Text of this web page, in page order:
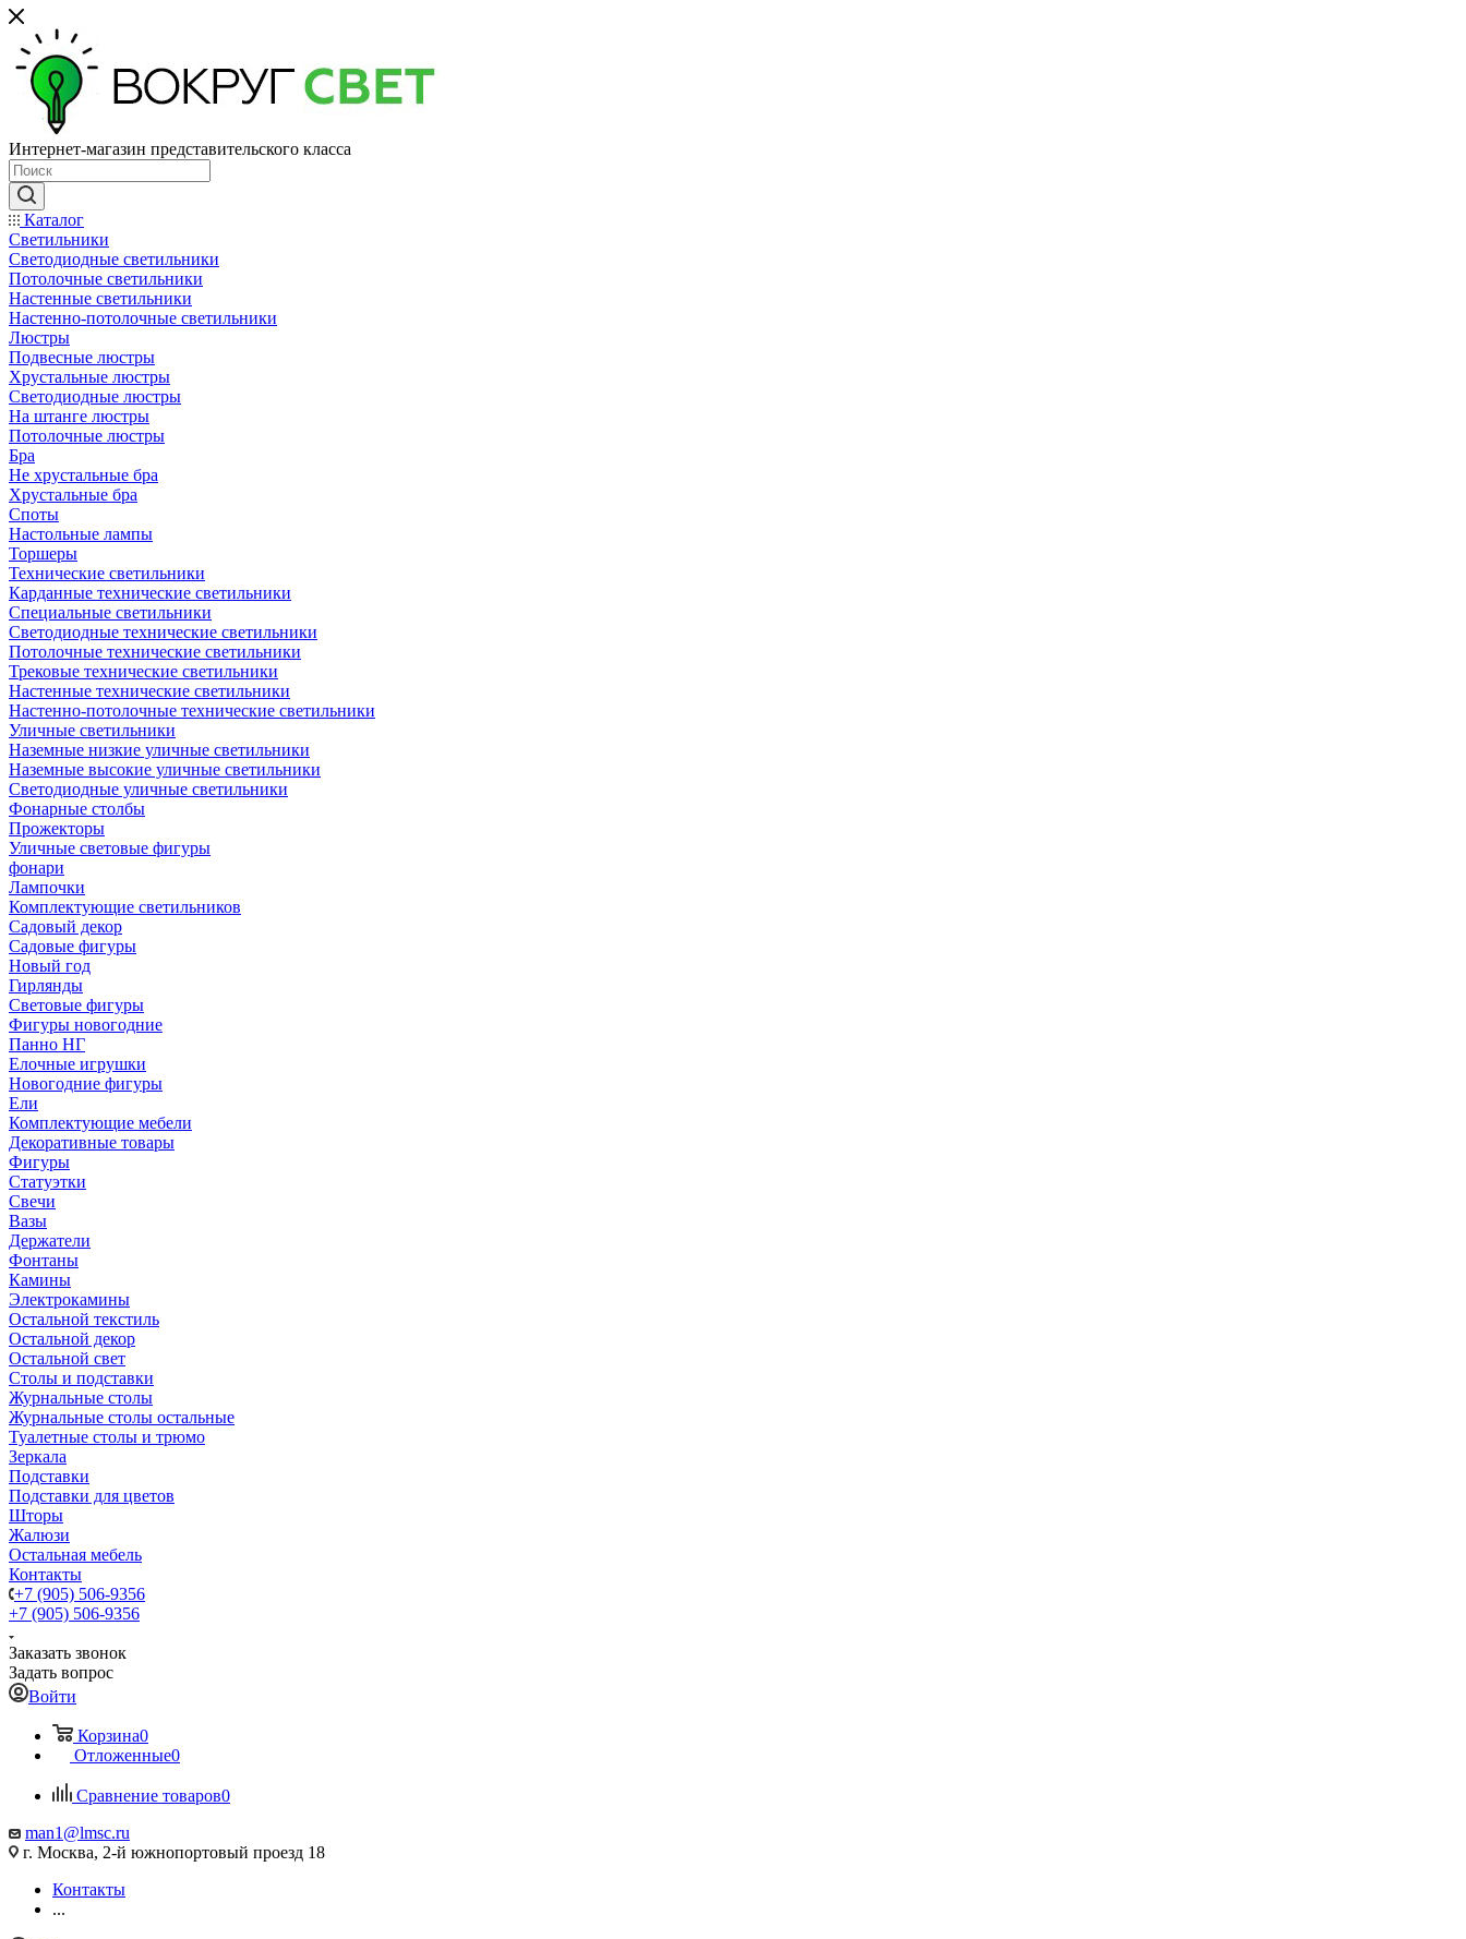
Интернет-магазин представительского класса
Каталог
Светильники
Светодиодные светильники
Потолочные светильники
Настенные светильники
Настенно-потолочные светильники
Люстры
Подвесные люстры
Хрустальные люстры
Светодиодные люстры
На штанге люстры
Потолочные люстры
Бра
Не хрустальные бра
Хрустальные бра
Споты
Настольные лампы
Торшеры
Технические светильники
Карданные технические светильники
Специальные светильники
Светодиодные технические светильники
Потолочные технические светильники
Трековые технические светильники
Настенные технические светильники
Настенно-потолочные технические светильники
Уличные светильники
Наземные низкие уличные светильники
Наземные высокие уличные светильники
Светодиодные уличные светильники
Фонарные столбы
Прожекторы
Уличные световые фигуры
фонари
Лампочки
Комплектующие светильников
Садовый декор
Садовые фигуры
Новый год
Гирлянды
Световые фигуры
Фигуры новогодние
Панно НГ
Елочные игрушки
Новогодние фигуры
Ели
Комплектующие мебели
Декоративные товары
Фигуры
Статуэтки
Свечи
Вазы
Держатели
Фонтаны
Камины
Электрокамины
Остальной текстиль
Остальной декор
Остальной свет
Столы и подставки
Журнальные столы
Журнальные столы остальные
Туалетные столы и трюмо
Зеркала
Подставки
Подставки для цветов
Шторы
Жалюзи
Остальная мебель
Контакты
+7 (905) 506-9356
+7 (905) 506-9356
Заказать звонок
Задать вопрос
Войти
Корзина0
Отложенные0
Сравнение товаров0
man1@lmsc.ru
г. Москва, 2-й южнопортовый проезд 18
Контакты
...